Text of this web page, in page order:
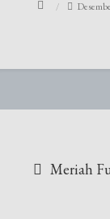
Meriah